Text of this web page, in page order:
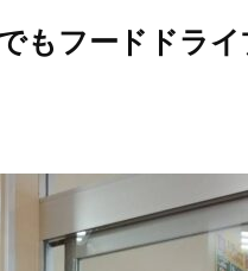
もフードドラ